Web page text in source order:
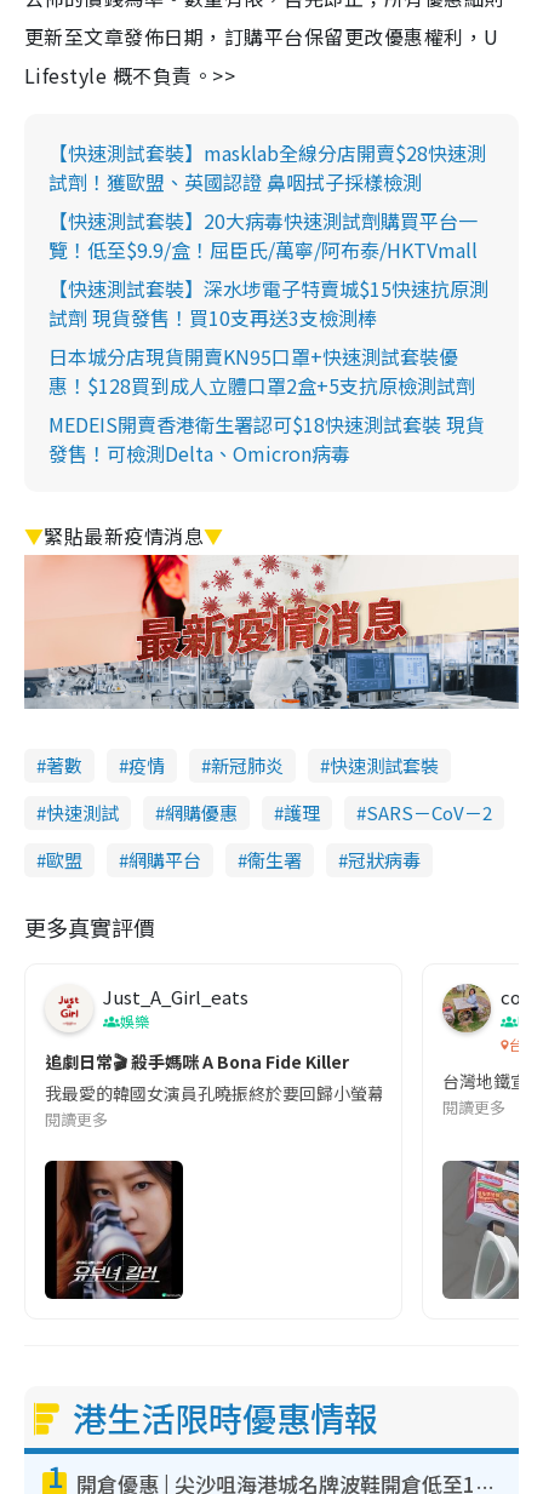
更新至文章發佈日期，訂購平台保留更改優惠權利，U
Lifestyle 概不負責。>>
【快速測試套裝】masklab全線分店開賣$28快速測
試劑！獲歐盟、英國認證 鼻咽拭子採樣檢測
【快速測試套裝】20大病毒快速測試劑購買平台一
覽！低至$9.9/盒！屈臣氏/萬寧/阿布泰/HKTVmall
【快速測試套裝】深水埗電子特賣城$15快速抗原測
試劑 現貨發售！買10支再送3支檢測棒
日本城分店現貨開賣KN95口罩+快速測試套裝優
惠！$128買到成人立體口罩2盒+5支抗原檢測試劑
MEDEIS開賣香港衛生署認可$18快速測試套裝 現貨
發售！可檢測Delta、Omicron病毒
▼緊貼最新疫情消息▼
著數 疫情 新冠肺炎
快速測試套裝
快速測試
網購優惠 護理
SARS－CoV－2
歐盟
網購平台 衞生署 冠狀病毒
更多真實評價
Just_A_Girl_eats
娛樂
追劇日常🎬 殺手媽咪 A Bona Fide Killer
我最愛的韓國女演員孔曉振終於要回歸小螢幕啦!這次的劇本改編
閱讀更多
co
吹
台灣
台灣地鐵宣
閱讀更多
港生活限時優惠情報
1 開倉優惠 | 尖沙咀海港城名牌波鞋開倉低至1折！On鞋$899起／Joy&Peace鞋履$98起